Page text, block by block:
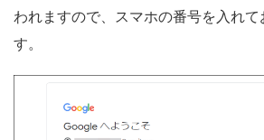
われますので、スマホの番号を入れ
す。